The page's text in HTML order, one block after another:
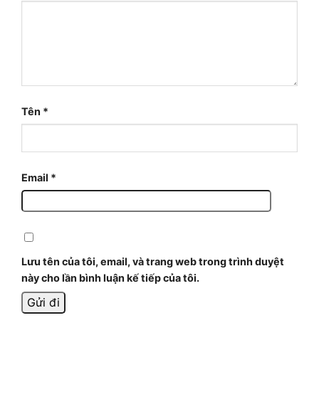
Tên *
Email *
Lưu tên của tôi, email, và trang web trong trình duyệt
này cho lần bình luận kế tiếp của tôi.